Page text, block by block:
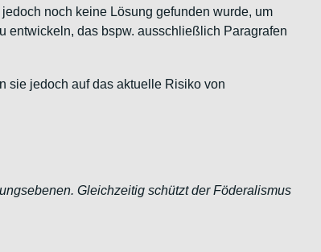
noch keine Lösung gefunden wurde, um
entwickeln, das bspw. ausschließlich Paragrafen
sie jedoch auf das aktuelle Risiko von
Gleichzeitig schützt der Föderalismus